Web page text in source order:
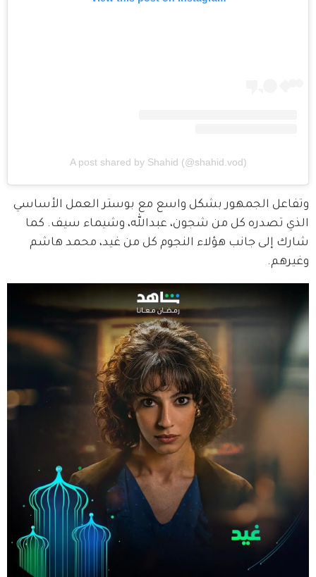
A post shared by Shahid (@shahid.vod)
وتفاعل الجمهور بشكل واسع مع بوستر العمل الأساسي
الذي تصدره كل من شجون، عبدالله، وشيماء سيف. كما
شارك إلى جانب هؤلاء النجوم كل من غيد، محمد هاشم
وغيرهم.